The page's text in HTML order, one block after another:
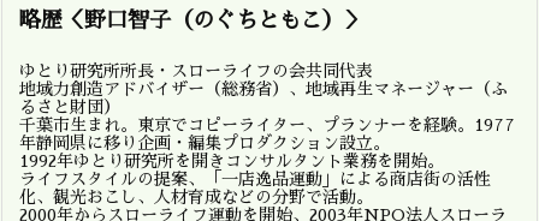
略歴＜野口智子（のぐちともこ）＞
ゆとり研究所所長・スローライフの会共同代表
地域力創造アドバイザー（総務省）、地域再生マネージャー（ふ
るさと財団）
千葉市生まれ。東京でコピーライター、プランナーを経験。1977
年静岡県に移り企画・編集プロダクション設立。
1992年ゆとり研究所を開きコンサルタント業務を開始。
ライフスタイルの提案、「一店逸品運動」による商店街の活性
化、観光おこし、人材育成などの分野で活動。
2000年からスローライフ運動を開始、2003年NPO法人スローラ